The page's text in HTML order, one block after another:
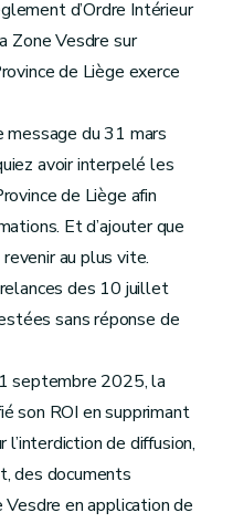
d’Ordre Intérieur
Zone Vesdre sur
de Liège exerce
du 31 mars
avoir interpelé les
de Liège afin
Et d’ajouter que
au plus vite.
des 10 juillet
sans réponse de
septembre 2025, la
son ROI en supprimant
de diffusion,
des documents
en application de